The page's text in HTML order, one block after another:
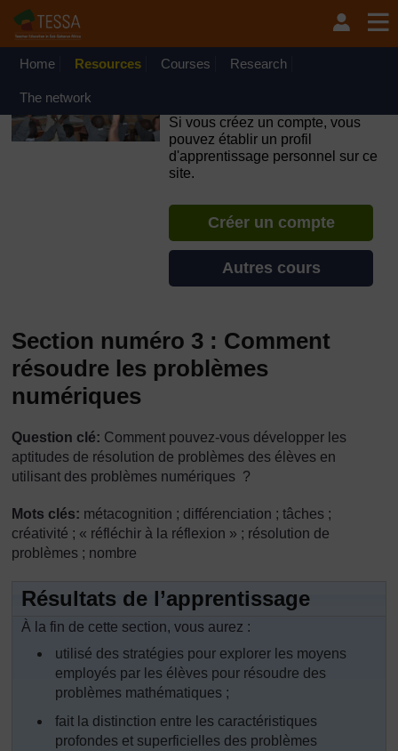
Passer au contenu principal
OpenLearn Create will be unavailable on Wednesday 12
August 2026 from 8am to 10.30am (GMT) due to routine
Home Resources Courses Research
The network
Si vous créez un compte, vous
pouvez établir un profil
d'apprentissage personnel sur ce
site.
Créer un compte
Autres cours
Section numéro 3 : Comment
résoudre les problèmes
numériques
Question clé: Comment pouvez-vous développer les
aptitudes de résolution de problèmes des élèves en
utilisant des problèmes numériques ?
Mots clés: métacognition ; différenciation ; tâches ;
créativité ; « réfléchir à la réflexion » ; résolution de
problèmes ; nombre
Résultats de l’apprentissage
À la fin de cette section, vous aurez :
utilisé des stratégies pour explorer les moyens
employés par les élèves pour résoudre des
problèmes mathématiques ;
fait la distinction entre les caractéristiques
profondes et superficielles des problèmes